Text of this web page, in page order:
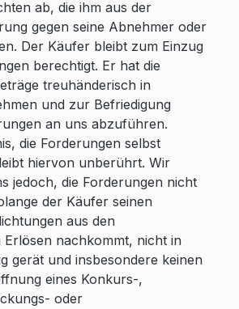
ab, die ihm aus der
gegen seine Abnehmer oder
Der Käufer bleibt zum Einzug
berechtigt. Er hat die
treuhänderisch in
und zur Befriedigung
an uns abzuführen.
die Forderungen selbst
hiervon unberührt. Wir
jedoch, die Forderungen nicht
der Käufer seinen
aus den
Erlösen nachkommt, nicht in
gerät und insbesondere keinen
eines Konkurs-,
oder